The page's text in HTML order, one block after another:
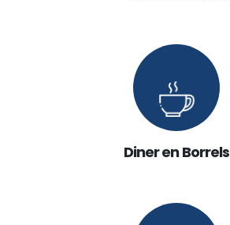
Diner en Borrels